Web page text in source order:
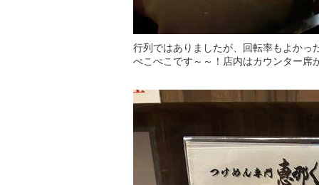
行列ではありましたが、回転率もよか
ぺこぺこです～～！店内はカウンター席